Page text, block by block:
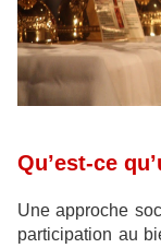
Qu’est-ce
Une approche
participation au